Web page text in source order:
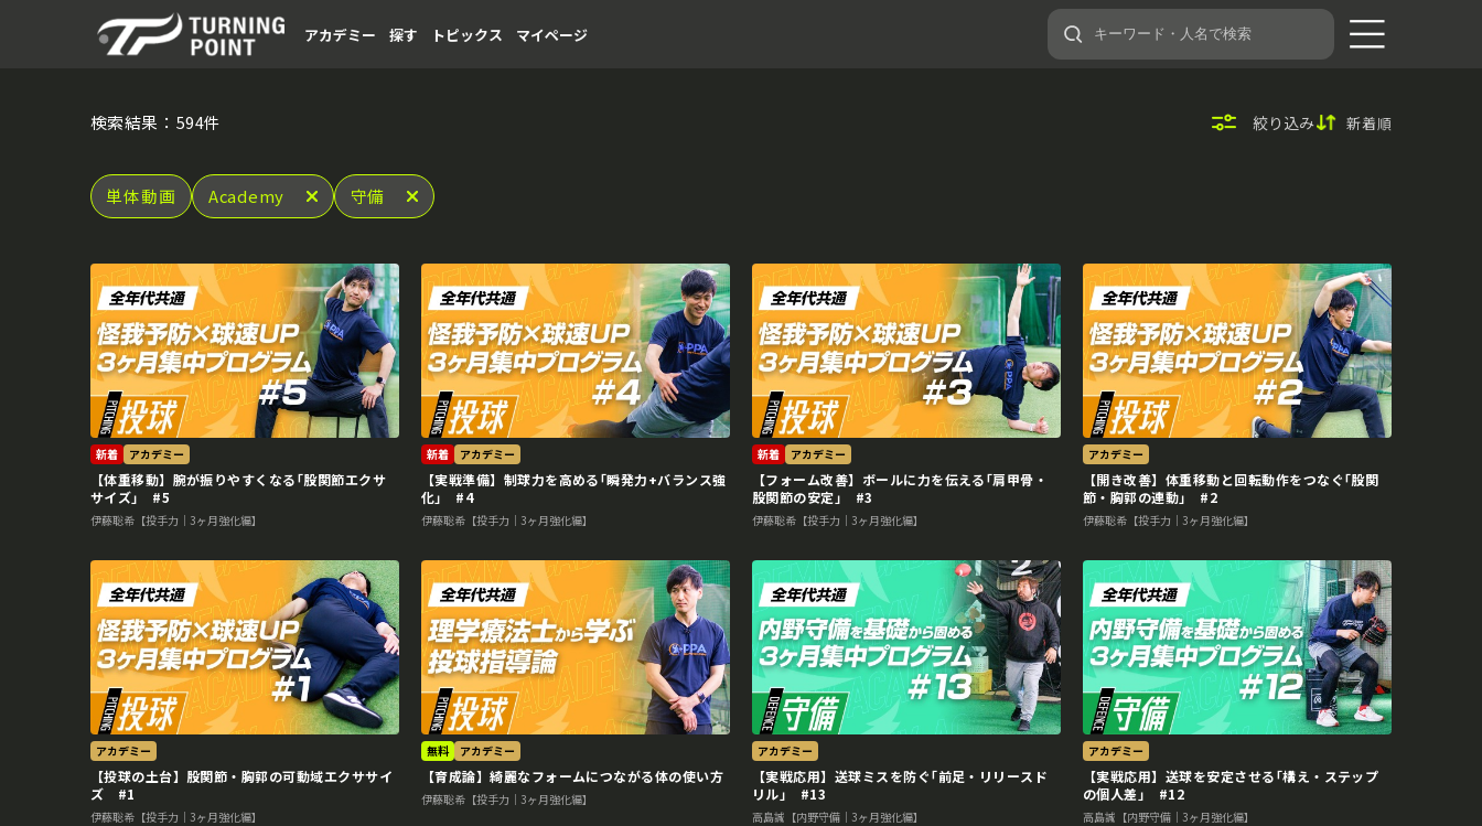
アカデミー 探す トピックス マイページ
検索結果：594件 絞り込み 新着順
単体動画 Academy 守備
新着 アカデミー
【体重移動】腕が振りやすくなる｢股関節エクサ
サイズ｣ #5
伊藤聡希【投手力｜3ヶ月強化編】
新着 アカデミー
【実戦準備】制球力を高める｢瞬発力+バランス強
化｣ #4
伊藤聡希【投手力｜3ヶ月強化編】
新着 アカデミー
【フォーム改善】ボールに力を伝える｢肩甲骨・
股関節の安定｣ #3
伊藤聡希【投手力｜3ヶ月強化編】
アカデミー
【開き改善】体重移動と回転動作をつなぐ｢股関
節・胸郭の連動｣ #2
伊藤聡希【投手力｜3ヶ月強化編】
アカデミー
【投球の土台】股関節・胸郭の可動域エクササイ
ズ #1
伊藤聡希【投手力｜3ヶ月強化編】
無料 アカデミー
【育成論】綺麗なフォームにつながる体の使い方
伊藤聡希【投手力｜3ヶ月強化編】
アカデミー
【実戦応用】送球ミスを防ぐ｢前足・リリースド
リル｣ #13
高島誠【内野守備｜3ヶ月強化編】
アカデミー
【実戦応用】送球を安定させる｢構え・ステップ
の個人差｣ #12
高島誠【内野守備｜3ヶ月強化編】